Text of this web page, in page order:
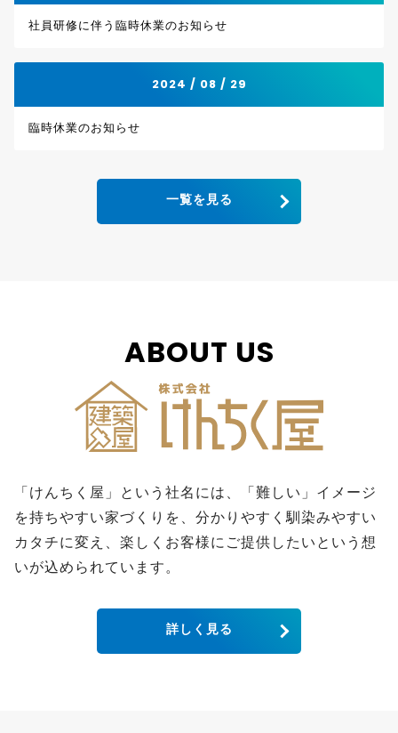
社員研修に伴う臨時休業のお知らせ
2024 / 08 / 29
臨時休業のお知らせ
一覧を見る
ABOUT US
「けんちく屋」という社名には、「難しい」イメージ
を持ちやすい家づくりを、分かりやすく馴染みやすい
カタチに変え、楽しくお客様にご提供したいという想
いが込められています。
詳しく見る